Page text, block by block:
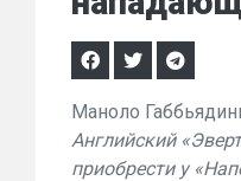
Маноло
Английский
приобрести у